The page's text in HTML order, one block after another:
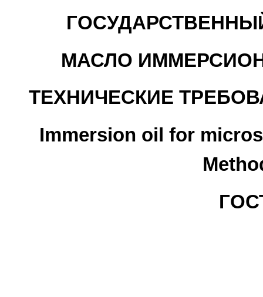
МАСЛО
ТЕХНИЧЕСКИЕ
Immersion oil for